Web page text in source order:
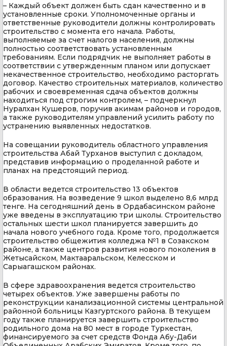
– Каждый объект должен быть сдан качественно и в
установленные сроки. Уполномоченные органы и
ответственные руководители должны контролировать
строительство с момента его начала. Работы,
выполняемые за счет налогов населения, должны
полностью соответствовать установленным
требованиям. Если подрядчик не выполняет работы в
соответствии с утвержденным планом или допускает
некачественное строительство, необходимо расторгать
договор. Качество строительных материалов, количество
рабочих и своевременная сдача объектов должны
находиться под строгим контролем, – подчеркнул
Нуралхан Кушеров, поручив акимам районов и городов,
а также руководителям управлений усилить работу по
устранению выявленных недостатков.
На совещании руководитель областного управления
строительства Абай Турханов выступил с докладом,
представив информацию о проделанной работе и
планах на предстоящий период.
В области ведется строительство 13 объектов
образования. На возведение 9 школ выделено 8,6 млрд
тенге. На сегодняшний день в Ордабасинском районе
уже введены в эксплуатацию три школы. Строительство
остальных шести школ планируется завершить до
начала нового учебного года. Кроме того, продолжается
строительство общежития колледжа №1 в Созакском
районе, а также центров развития нового поколения в
Жетысайском, Мактааральском, Келесском и
Сарыагашском районах.
В сфере здравоохранения ведется строительство
четырех объектов. Уже завершены работы по
реконструкции канализационной системы центральной
районной больницы Казгуртского района. В текущем
году также планируется завершить строительство
родильного дома на 80 мест в городе Туркестан,
финансируемого за счет средств Фонда Абу-Даби